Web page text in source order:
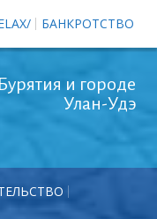
БАНКРОТСТВО
и городе
Улан-Удэ